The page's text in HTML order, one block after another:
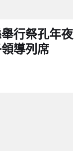
行祭孔年夜
導列席